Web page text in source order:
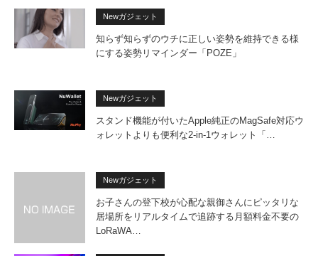
Newガジェット
知らず知らずのウチに正しい姿勢を維持できる様
にする姿勢リマインダー「POZE」
Newガジェット
スタンド機能が付いたApple純正のMagSafe対応ウ
ォレットよりも便利な2-in-1ウォレット「…
Newガジェット
お子さんの登下校が心配な親御さんにピッタリな
居場所をリアルタイムで追跡する月額料金不要の
LoRaWA…